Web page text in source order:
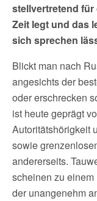
stellvertretend für
Zeit legt und das
sich sprechen
Blickt man nach
angesichts der
oder erschrecken
ist heute geprägt
Autoritätshörigkeit
sowie
andererseits.
scheinen zu
der unangenehm